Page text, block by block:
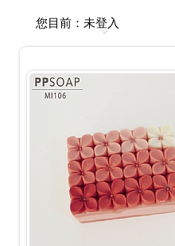
您目前： 未登入